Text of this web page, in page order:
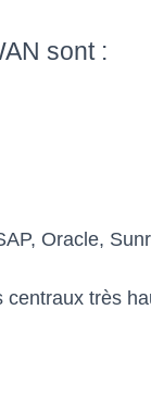
sont :
Oracle,
centraux très